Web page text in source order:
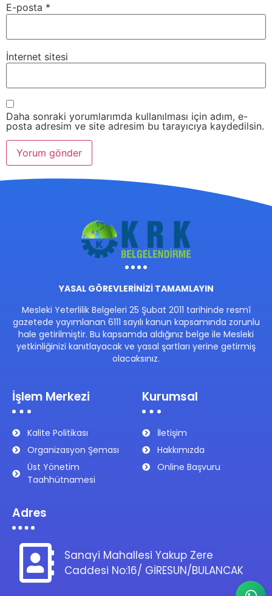
E-posta *
İnternet sitesi
Daha sonraki yorumlarımda kullanılması için adım, e-
posta adresim ve site adresim bu tarayıcıya kaydedilsin.
YASAL GÖREVLERİNİZİ TAMAMLAYIN
Mesleki Yeterlilik Belgeleri 25 Şubat 2011 tarihinde resmî
gazetede yayımlanan 6111 sayılı kanun kapsamında zorunlu
hale getirilmiştir. Bu kapsamda aldığınız belge ile Mesleki
yetkinliğinizi kanıtlayacak ve yasal şartları yerine getirmiş
olacaksınız.
İşlem Merkezi
Kalite Politikası
Organizasyon Şeması
Üst Yönetim
Taahhütnamesi
Kurumsal
İletişim
Hakkımızda
Online Başvuru
Adres
Sanayi Mahallesi Yakup Zere
Caddesi No:16/ GİRESUN/BULANCAK